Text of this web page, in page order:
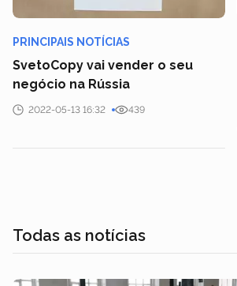
PRINCIPAIS NOTÍCIAS
SvetoCopy vai vender o seu
negócio na Rússia
2022-05-13 16:32 439
Todas as notícias